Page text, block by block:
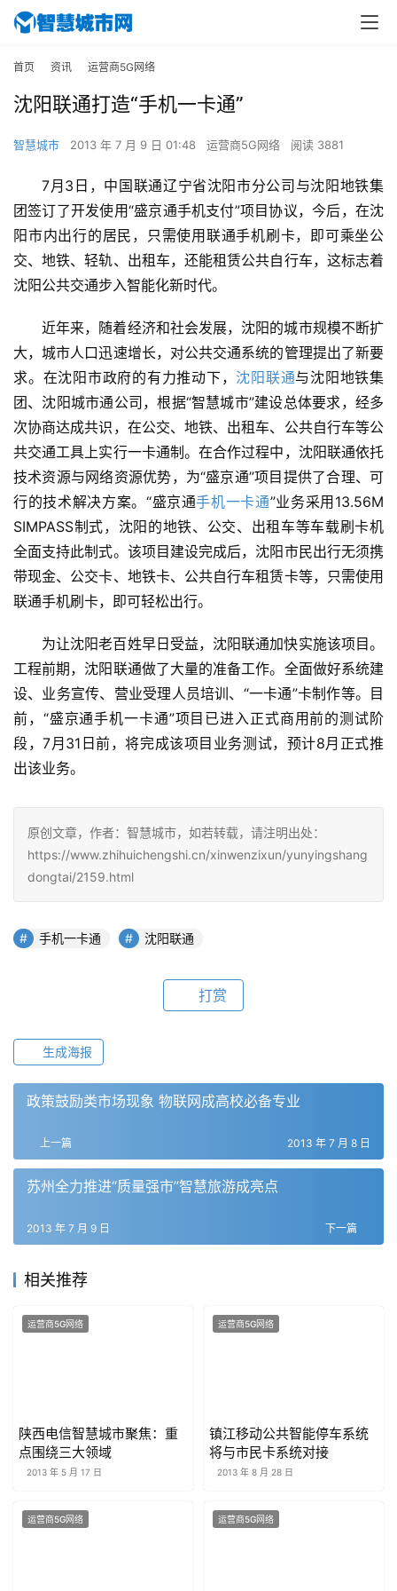
首页 资讯 运营商5G网络
沈阳联通打造“手机一卡通”
智慧城市 2013 年 7 月 9 日 01:48 运营商5G网络 阅读 3881
7月3日，中国联通辽宁省沈阳市分公司与沈阳地铁集
团签订了开发使用“盛京通手机支付”项目协议，今后，在沈
阳市内出行的居民，只需使用联通手机刷卡，即可乘坐公
交、地铁、轻轨、出租车，还能租赁公共自行车，这标志着
沈阳公共交通步入智能化新时代。
近年来，随着经济和社会发展，沈阳的城市规模不断扩
大，城市人口迅速增长，对公共交通系统的管理提出了新要
求。在沈阳市政府的有力推动下， 沈阳联通与沈阳地铁集
团、沈阳城市通公司，根据“智慧城市”建设总体要求，经多
次协商达成共识，在公交、地铁、出租车、公共自行车等公
共交通工具上实行一卡通制。在合作过程中，沈阳联通依托
技术资源与网络资源优势，为“盛京通”项目提供了合理、可
行的技术解决方案。“盛京通手机一卡通”业务采用13.56M
SIMPASS制式，沈阳的地铁、公交、出租车等车载刷卡机
全面支持此制式。该项目建设完成后，沈阳市民出行无须携
带现金、公交卡、地铁卡、公共自行车租赁卡等，只需使用
联通手机刷卡，即可轻松出行。
为让沈阳老百姓早日受益，沈阳联通加快实施该项目。
工程前期，沈阳联通做了大量的准备工作。全面做好系统建
设、业务宣传、营业受理人员培训、“一卡通”卡制作等。目
前，“盛京通手机一卡通”项目已进入正式商用前的测试阶
段，7月31日前，将完成该项目业务测试，预计8月正式推
出该业务。
原创文章，作者：智慧城市，如若转载，请注明出处：
https://www.zhihuichengshi.cn/xinwenzixun/yunyingshang
dongtai/2159.html
手机一卡通 沈阳联通
打赏
生成海报
政策鼓励类市场现象 物联网成高校必备专业
上一篇 2013 年 7 月 8 日
苏州全力推进“质量强市”智慧旅游成亮点
下一篇
2013 年 7 月 9 日
相关推荐
运营商5G网络
陕西电信智慧城市聚焦：重
点围绕三大领域
2013 年 5 月 17 日
运营商5G网络
镇江移动公共智能停车系统
将与市民卡系统对接
2013 年 8 月 28 日
运营商5G网络 运营商5G网络